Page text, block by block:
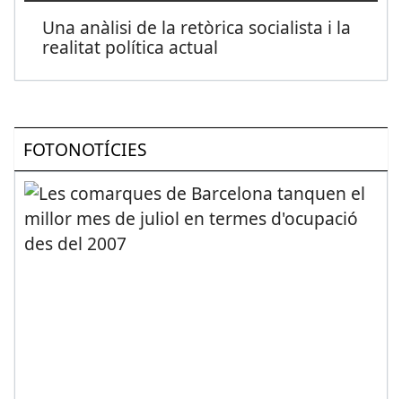
Una anàlisi de la retòrica socialista i la
realitat política actual
FOTONOTÍCIES